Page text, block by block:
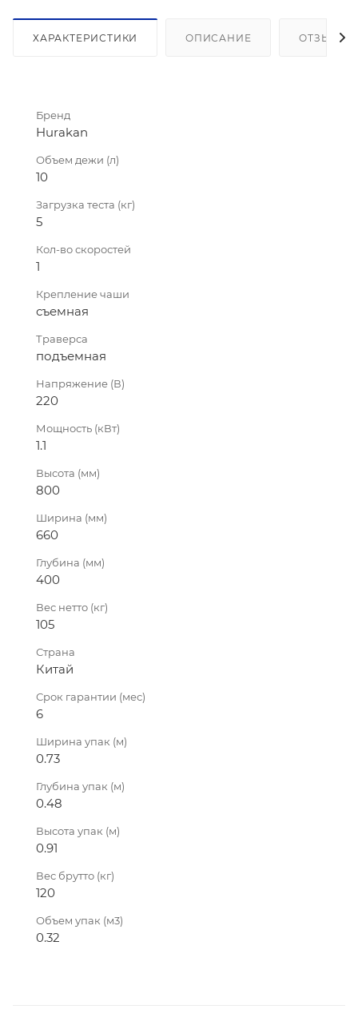
ХАРАКТЕРИСТИКИ ОПИСАНИЕ ОТЗЫВЫ
Бренд
Hurakan
Объем дежи (л)
10
Загрузка теста (кг)
5
Кол-во скоростей
1
Крепление чаши
съемная
Траверса
подъемная
Напряжение (В)
220
Мощность (кВт)
1.1
Высота (мм)
800
Ширина (мм)
660
Глубина (мм)
400
Вес нетто (кг)
105
Страна
Китай
Срок гарантии (мес)
6
Ширина упак (м)
0.73
Глубина упак (м)
0.48
Высота упак (м)
0.91
Вес брутто (кг)
120
Объем упак (м3)
0.32